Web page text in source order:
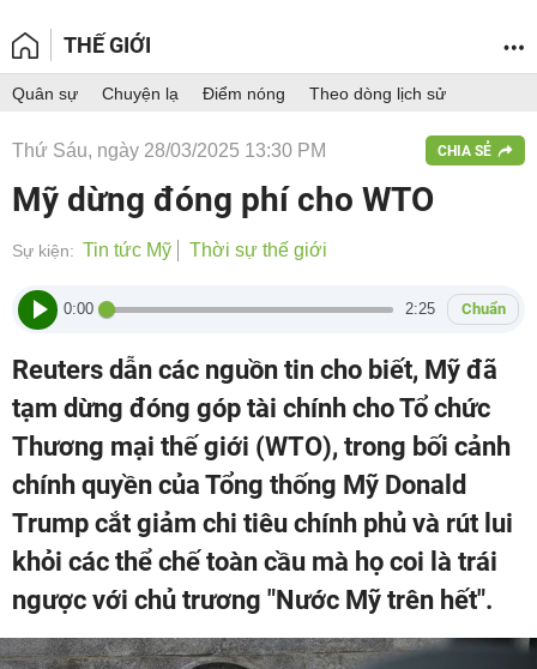
THẾ GIỚI
Quân sự Chuyện lạ Điểm nóng Theo dòng lịch sử
Thứ Sáu, ngày 28/03/2025 13:30 PM CHIA SẺ
Mỹ dừng đóng phí cho WTO
Sự kiện: Tin tức Mỹ Thời sự thế giới
0:00 2:25 Chuẩn
Reuters dẫn các nguồn tin cho biết, Mỹ đã
tạm dừng đóng góp tài chính cho Tổ chức
Thương mại thế giới (WTO), trong bối cảnh
chính quyền của Tổng thống Mỹ Donald
Trump cắt giảm chi tiêu chính phủ và rút lui
khỏi các thể chế toàn cầu mà họ coi là trái
ngược với chủ trương "Nước Mỹ trên hết".